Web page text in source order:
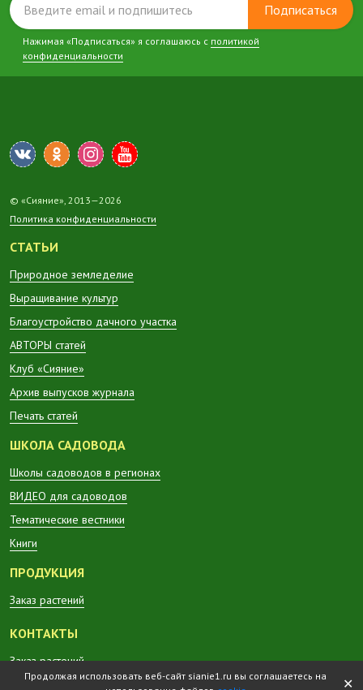
Подписаться
Нажимая «Подписаться» я соглашаюсь с политикой
конфиденциальности
© «Сияние», 2013—2026
Политика конфиденциальности
СТАТЬИ
Природное земледелие
Выращивание культур
Благоустройство дачного участка
АВТОРЫ статей
Клуб «Сияние»
Архив выпусков журнала
Печать статей
ШКОЛА САДОВОДА
Школы садоводов в регионах
ВИДЕО для садоводов
Тематические вестники
Книги
ПРОДУКЦИЯ
Заказ растений
КОНТАКТЫ
Заказ растений
✕
Продолжая использовать веб-сайт sianie1.ru вы соглашаетесь на